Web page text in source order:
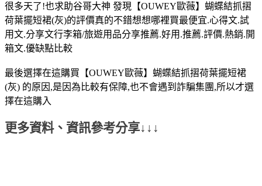
很多天了!也求助谷哥大神 發現【OUWEY歐薇】蝴蝶結抓摺
荷葉擺短裙(灰)的評價真的不錯想想哪裡買最便宜.心得文.試
用文.分享文行李箱/旅遊用品分享推薦.好用.推薦.評價.熱銷.開
箱文.優缺點比較
最後選擇在這購買【OUWEY歐薇】蝴蝶結抓摺荷葉擺短裙
(灰) 的原因,是因為比較有保障,也不會遇到詐騙集團,所以才選
擇在這購入
更多資料、資訊參考分享↓↓↓